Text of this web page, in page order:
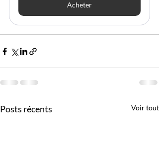
Acheter
Posts récents Voir tout